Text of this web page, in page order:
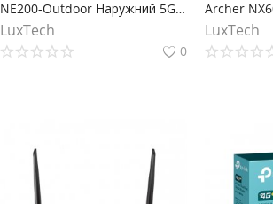
NE200-Outdoor Наружний 5G маршрутизатор
LuxTech
0
LuxTech